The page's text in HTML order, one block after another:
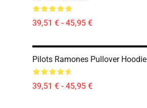
39,51 € - 45,95 €
Pilots Ramones Pullover Hoodie
39,51 € - 45,95 €